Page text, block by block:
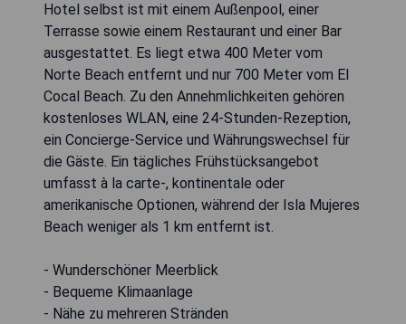
Hotel selbst ist mit einem Außenpool, einer
Terrasse sowie einem Restaurant und einer Bar
ausgestattet. Es liegt etwa 400 Meter vom
Norte Beach entfernt und nur 700 Meter vom El
Cocal Beach. Zu den Annehmlichkeiten gehören
kostenloses WLAN, eine 24-Stunden-Rezeption,
ein Concierge-Service und Währungswechsel für
die Gäste. Ein tägliches Frühstücksangebot
umfasst à la carte-, kontinentale oder
amerikanische Optionen, während der Isla Mujeres
Beach weniger als 1 km entfernt ist.
- Wunderschöner Meerblick
- Bequeme Klimaanlage
- Nähe zu mehreren Stränden